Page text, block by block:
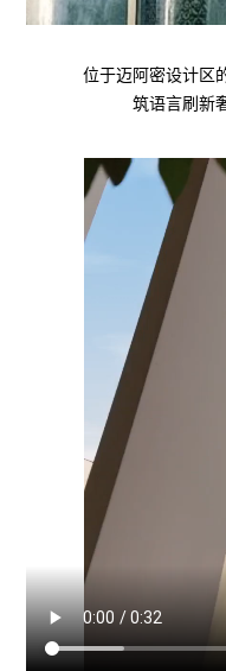
位于迈阿密设计区
筑语言刷新